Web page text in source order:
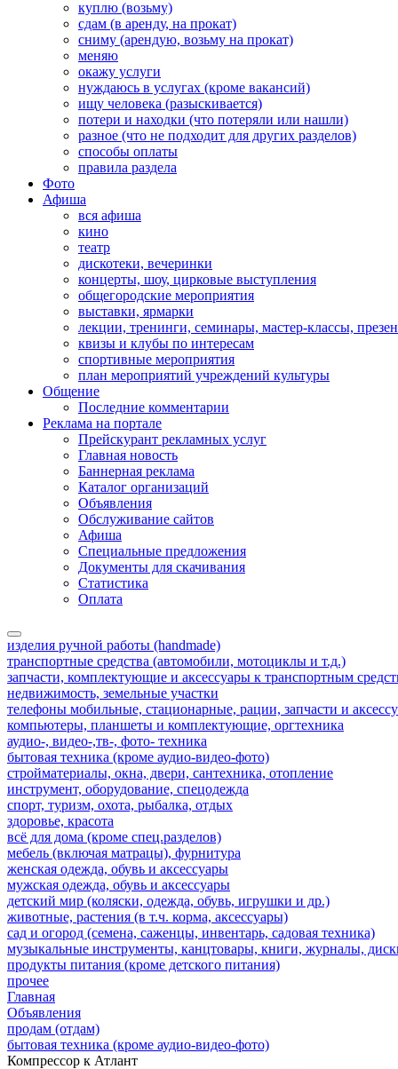
куплю (возьму)
сдам (в аренду, на прокат)
сниму (арендую, возьму на прокат)
меняю
окажу услуги
нуждаюсь в услугах (кроме вакансий)
ищу человека (разыскивается)
потери и находки (что потеряли или нашли)
разное (что не подходит для других разделов)
способы оплаты
правила раздела
Фото
Афиша
вся афиша
кино
театр
дискотеки, вечеринки
концерты, шоу, цирковые выступления
общегородские мероприятия
выставки, ярмарки
лекции, тренинги, семинары, мастер-классы,
квизы и клубы по интересам
спортивные мероприятия
план мероприятий учреждений культуры
Общение
Последние комментарии
Реклама на портале
Прейскурант рекламных услуг
Главная новость
Баннерная реклама
Каталог организаций
Объявления
Обслуживание сайтов
Афиша
Специальные предложения
Документы для скачивания
Статистика
Оплата
изделия ручной работы (handmade)
транспортные средства (автомобили, мотоциклы и т.д.)
запчасти, комплектующие и аксессуары к транспортным
недвижимость, земельные участки
телефоны мобильные, стационарные, рации, запчасти и
компьютеры, планшеты и комплектующие, оргтехника
аудио-, видео-,тв-, фото- техника
бытовая техника (кроме аудио-видео-фото)
стройматериалы, окна, двери, сантехника, отопление
инструмент, оборудование, спецодежда
спорт, туризм, охота, рыбалка, отдых
здоровье, красота
всё для дома (кроме спец.разделов)
мебель (включая матрацы), фурнитура
женская одежда, обувь и аксессуары
мужская одежда, обувь и аксессуары
детский мир (коляски, одежда, обувь, игрушки и др.)
животные, растения (в т.ч. корма, аксессуары)
сад и огород (семена, саженцы, инвентарь, садовая техника)
музыкальные инструменты, канцтовары, книги, журналы,
продукты питания (кроме детского питания)
прочее
Главная
Объявления
продам (отдам)
бытовая техника (кроме аудио-видео-фото)
Компрессор к Атлант